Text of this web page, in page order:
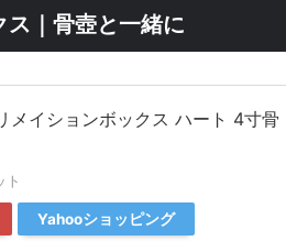
｜骨壺と一緒に
メイションボックス ハート 4寸骨
ト
Yahooショッピング